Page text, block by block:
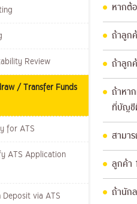
Review
/ Transfer Funds
for ATS
ATS Application
via ATS
หากต้
ถ้าลูก
ถ้าลูก
ถ้าหา
ที่บัญชี
สามา
ลูกค้า
ถ้านัก